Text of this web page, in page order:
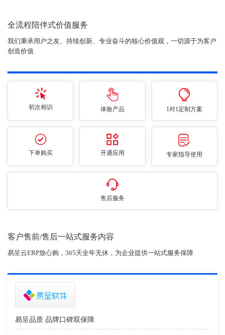
全流程陪伴式价值服务
我们秉承用户之友、持续创新、专业奋斗的核心价值观，一切源于为客户
创造价值
初次相识 体验产品 1对1定制方案
下单购买 开通应用 专家指导使用
售后服务
客户售前/售后一站式服务内容
易呈云ERP放心购，365天全年无休，为企业提供一站式服务保障
易呈品质 品牌口碑双保障